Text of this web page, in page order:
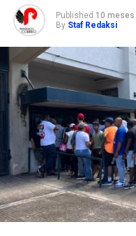
Published 10 meses
By Staf Redaksi